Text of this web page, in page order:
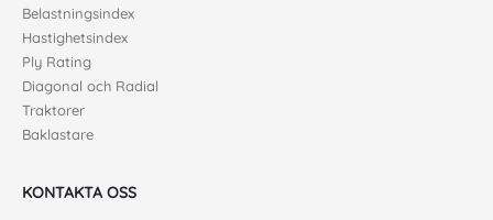
Belastningsindex
Hastighetsindex
Ply Rating
Diagonal och Radial
Traktorer
Baklastare
KONTAKTA OSS